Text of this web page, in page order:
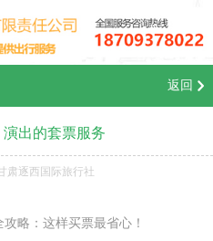
返回
出的套票服务
肃逐西国际旅行社
略：这样买票最省心！